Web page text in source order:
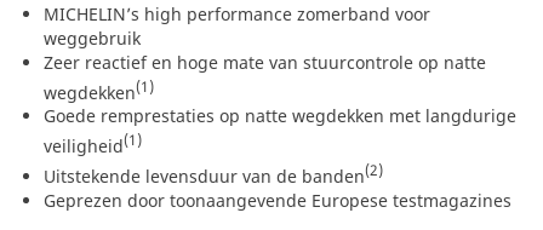
MICHELIN’s high performance zomerband voor
weggebruik
Zeer reactief en hoge mate van stuurcontrole op natte
wegdekken(1)
Goede remprestaties op natte wegdekken met langdurige
veiligheid(1)
Uitstekende levensduur van de banden(2)
Geprezen door toonaangevende Europese testmagazines